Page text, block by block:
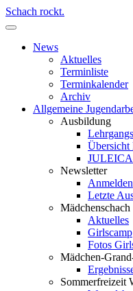
Schach rockt.
News
Aktuelles
Terminliste
Terminkalender
Archiv
Allgemeine
Ausbildung
Übersicht
Newsletter
Anmelden
Letzte
Mädchenschach
Aktuelles
Girlscamp
Fotos
Mädchen-
Sommerfreizeit